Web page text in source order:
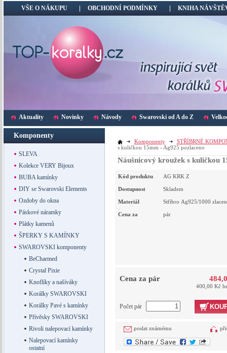
VŠE O NÁKUPU OBCHODNÍ PODMÍNKY KNIHA
Aktuality Novinky Návody Swarovski od A do Z
Komponenty
SLEVA
Kolekce VERY Bijoux
BUBA kamínky
DIY se Swarovski Elements
Ozdoby do okna
Páskové náramky
Plátky kamenů
ŠPERKY S KAMÍNKY
SWAROVSKI komponenty
BeCharmed
Crystal Pixie
Knoflíky a našíváky
Korálky SWAROVSKI
Korálky Pavé s kamínky
Přívěsky SWAROVSKI
Rivoli nalepovací kamínky
Nalepovací kamínky
ostatní
Komponenty
STŘÍBRNÉ
s kuličkou 15mm - Ag925 pozlaceno
Náušnicový kroužek s kuličkou
Kód produktu AG KRK Z
Dostupnost Skladem
Materiál Stříbro Ag925/1000
Cena za pár
Cena za pár
400,00 Kč
Počet pár
poslat známému